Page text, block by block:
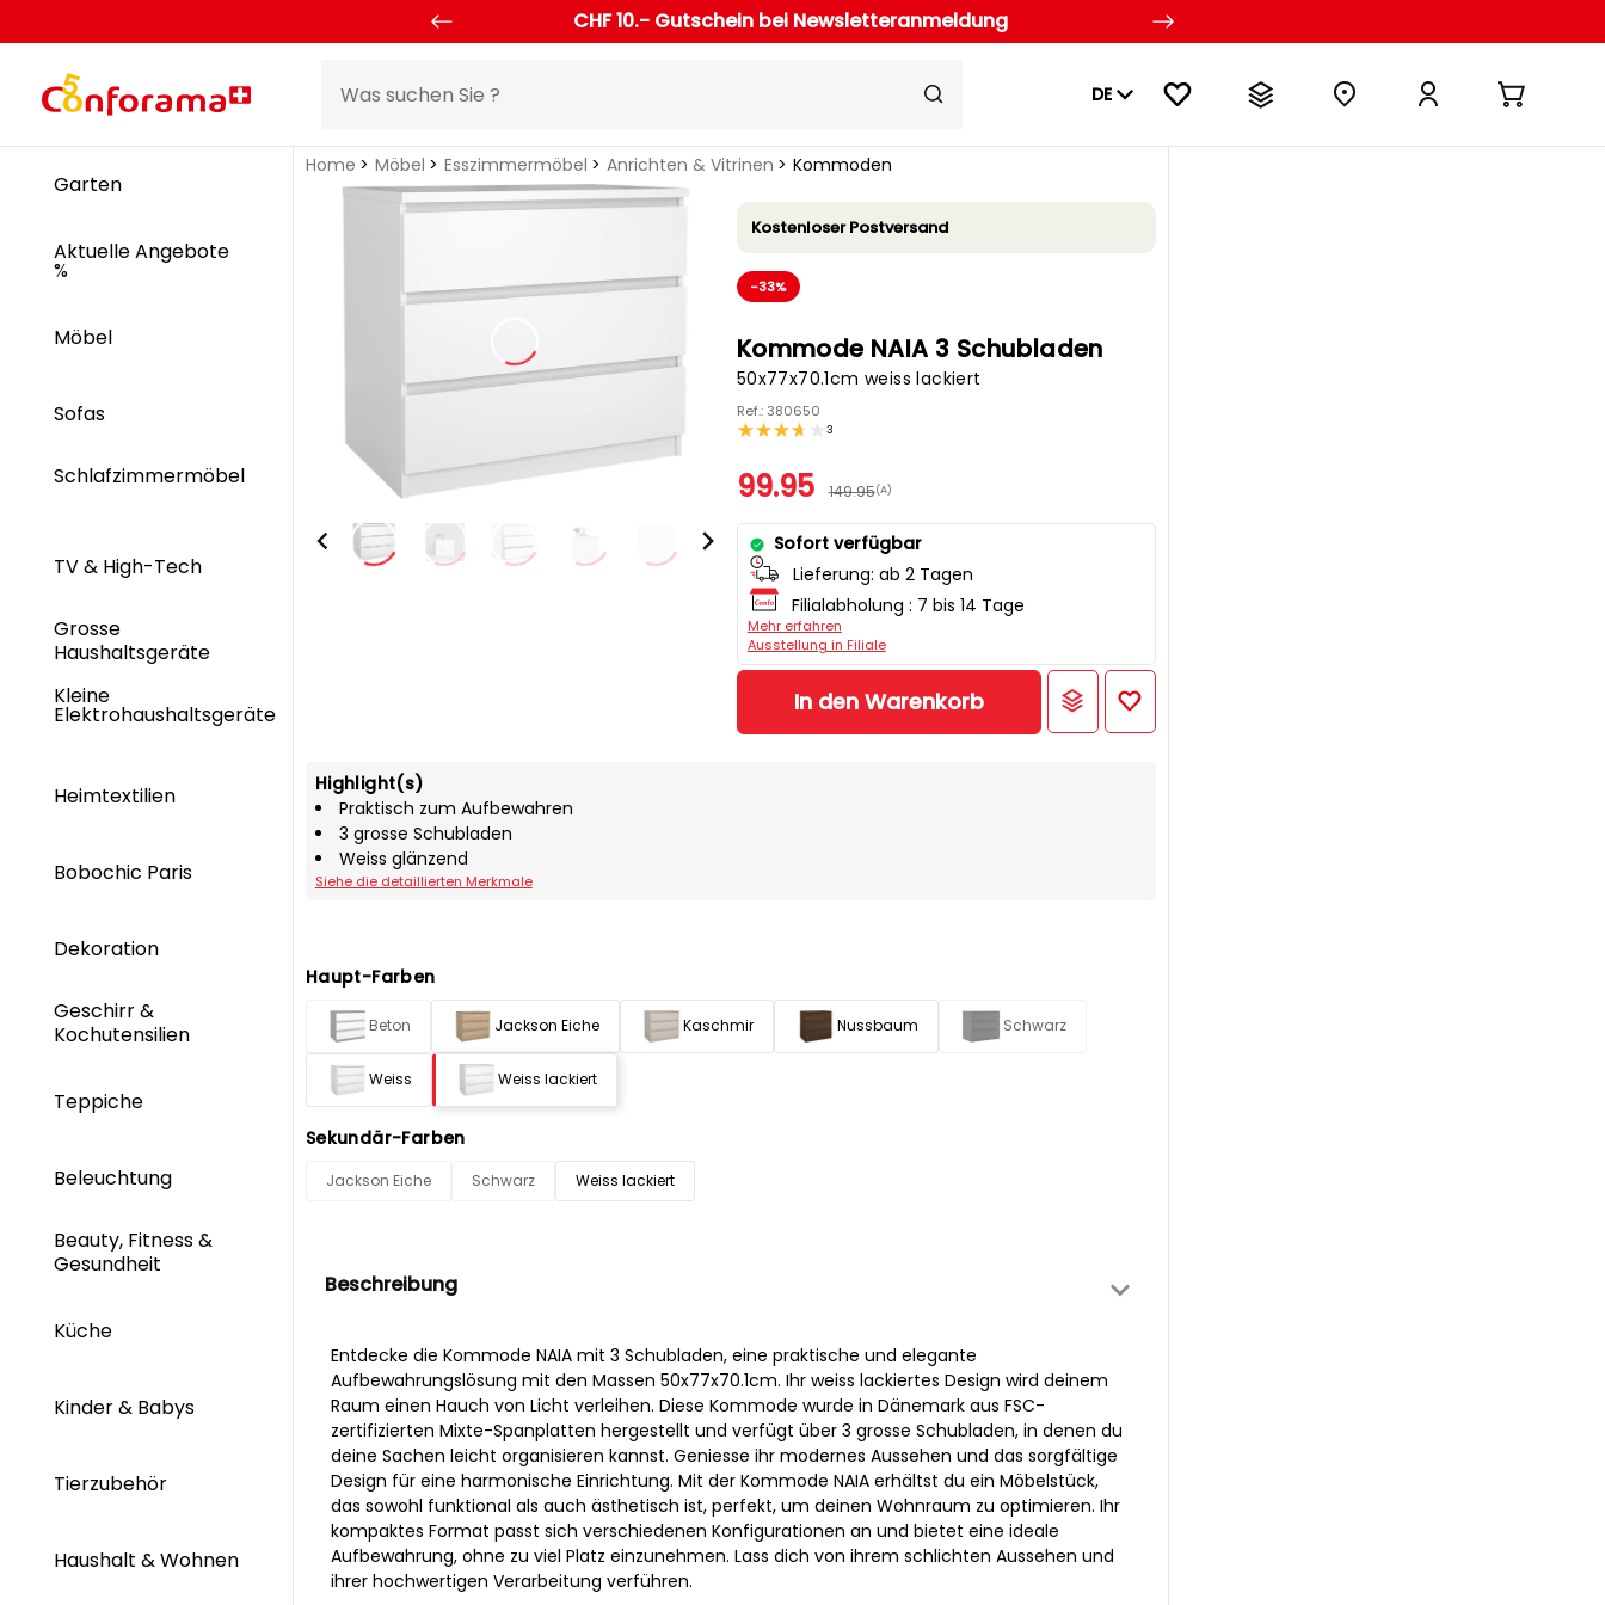
CHF 10.- Gutschein bei Newsletteranmeldung
DE
Garten
Aktuelle Angebote
%
Möbel
Sofas
Schlafzimmermöbel
TV & High-Tech
Grosse
Haushaltsgeräte
Kleine
Elektrohaushaltsgeräte
Heimtextilien
Bobochic Paris
Dekoration
Geschirr &
Kochutensilien
Teppiche
Beleuchtung
Beauty, Fitness &
Gesundheit
Küche
Kinder & Babys
Tierzubehör
Haushalt & Wohnen
Home Möbel Esszimmermöbel Anrichten & Vitrinen Kommoden
Kostenloser Postversand
-33%
Kommode NAIA 3 Schubladen
50x77x70.1cm weiss lackiert
Ref.: 380650
3
99.95 149.95(A)
Sofort verfügbar
Lieferung: ab 2 Tagen
Filialabholung : 7 bis 14 Tage
Mehr erfahren
Ausstellung in Filiale
In den Warenkorb
Highlight(s)
Praktisch zum Aufbewahren
3 grosse Schubladen
Weiss glänzend
Siehe die detaillierten Merkmale
Haupt-Farben
Beton Jackson Eiche Kaschmir Nussbaum Schwarz
Weiss Weiss lackiert
Sekundär-Farben
Jackson Eiche Schwarz Weiss lackiert
Beschreibung
Entdecke die Kommode NAIA mit 3 Schubladen, eine praktische und elegante
Aufbewahrungslösung mit den Massen 50x77x70.1cm. Ihr weiss lackiertes Design wird deinem
Raum einen Hauch von Licht verleihen. Diese Kommode wurde in Dänemark aus FSC-
zertifizierten Mixte-Spanplatten hergestellt und verfügt über 3 grosse Schubladen, in denen du
deine Sachen leicht organisieren kannst. Geniesse ihr modernes Aussehen und das sorgfältige
Design für eine harmonische Einrichtung. Mit der Kommode NAIA erhältst du ein Möbelstück,
das sowohl funktional als auch ästhetisch ist, perfekt, um deinen Wohnraum zu optimieren. Ihr
kompaktes Format passt sich verschiedenen Konfigurationen an und bietet eine ideale
Aufbewahrung, ohne zu viel Platz einzunehmen. Lass dich von ihrem schlichten Aussehen und
ihrer hochwertigen Verarbeitung verführen.